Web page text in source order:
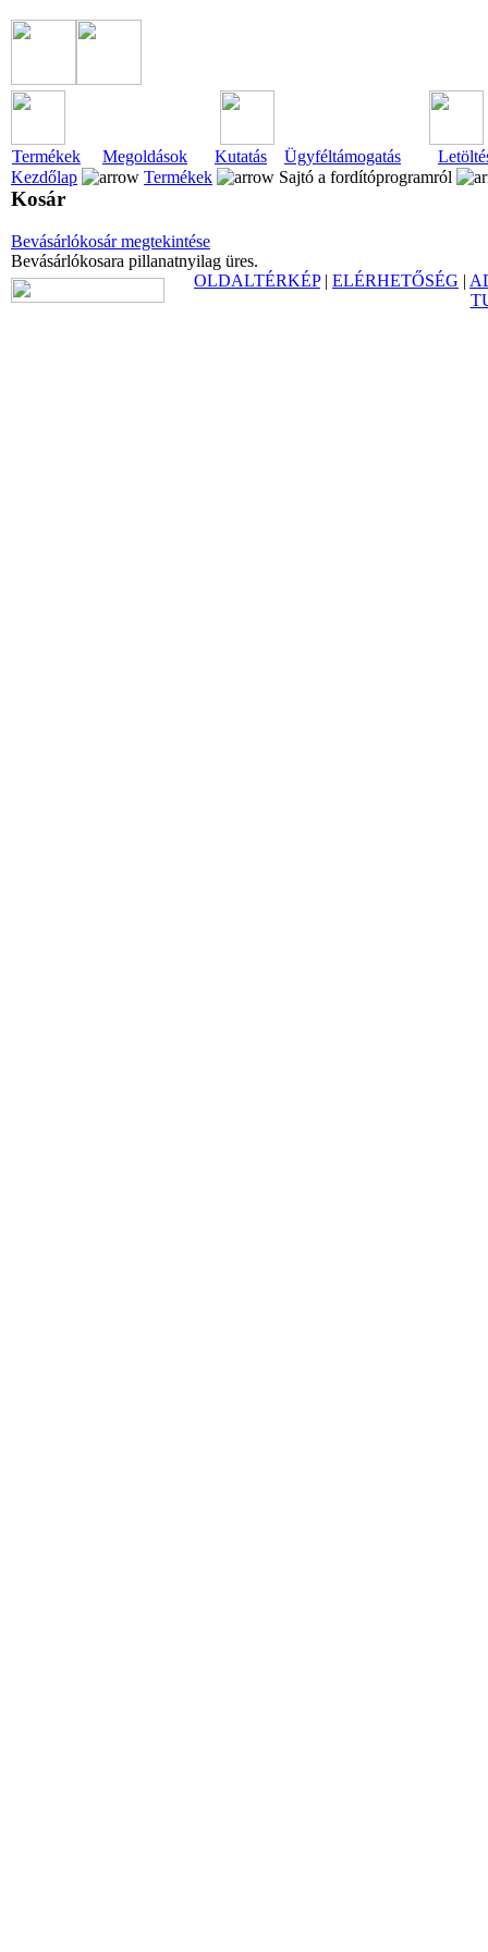
Termékek Megoldások Kutatás Ügyféltámogatás
Kezdőlap
Termékek Sajtó a fordítóprogramról
Kosár
Bevásárlókosár megtekintése
Bevásárlókosara pillanatnyilag üres.
OLDALTÉRKÉP| ELÉRHETŐSÉG |